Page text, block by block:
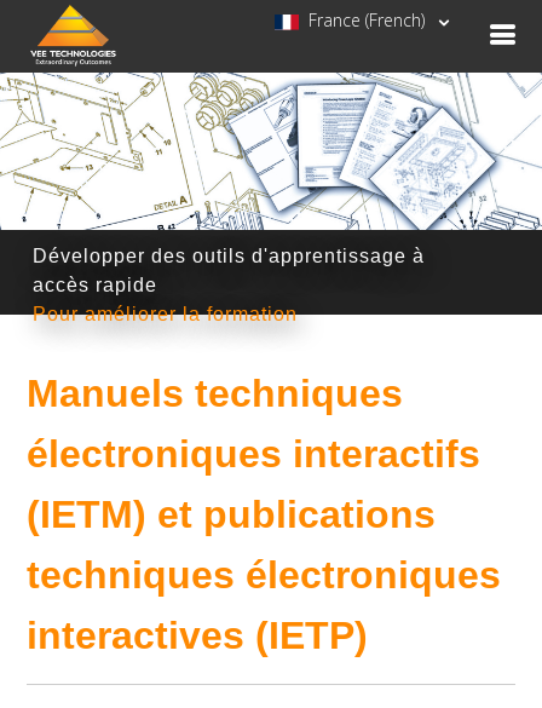
France (French)
Développer des outils d'apprentissage à
accès rapide
Pour améliorer la formation
Manuels techniques
électroniques interactifs
(IETM) et publications
techniques électroniques
interactives (IETP)